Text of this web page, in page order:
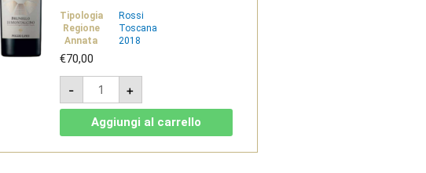
Tipologia
Rossi
Regione
Toscana
Annata
2018
€70,00
-
Poggio
Landi
2018
Brunello
di
Montalcino
+
Aggiungi al carrello